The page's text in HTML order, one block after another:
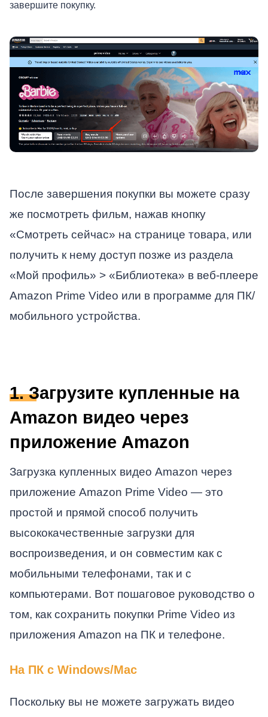
завершите покупку.
После завершения покупки вы можете сразу
же посмотреть фильм, нажав кнопку
«Смотреть сейчас» на странице товара, или
получить к нему доступ позже из раздела
«Мой профиль» > «Библиотека» в веб-плеере
Amazon Prime Video или в программе для ПК/
мобильного устройства.
1. Загрузите купленные на
Amazon видео через
приложение Amazon
Загрузка купленных видео Amazon через
приложение Amazon Prime Video — это
простой и прямой способ получить
высококачественные загрузки для
воспроизведения, и он совместим как с
мобильными телефонами, так и с
компьютерами. Вот пошаговое руководство о
том, как сохранить покупки Prime Video из
приложения Amazon на ПК и телефоне.
На ПК с Windows/Mac
Поскольку вы не можете загружать видео